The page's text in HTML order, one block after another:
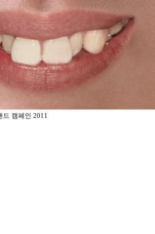
드 캠페인 2011